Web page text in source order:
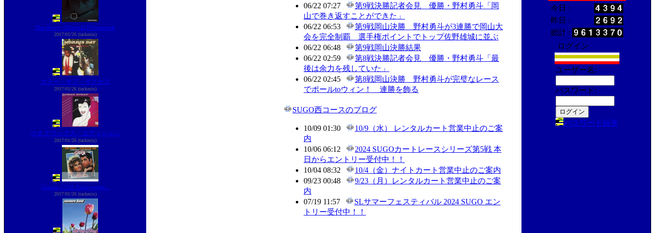
Das Boot: Original Filmmusik
2017/01/26 (tackmix)
カラー・オブ・サクセス
2017/01/26 (tackmix)
リオ デラックス・エディション
2017/01/26 (tackmix)
Grease [25th Anniversay...
2017/01/26 (tackmix)
06/22 07:27
第9戦決勝記者会見 優勝・野村勇斗「岡
山で巻き返すことができた」
06/22 06:53
第9戦岡山決勝 野村勇斗が3連勝で岡山大
会を完全制覇 選手権ポイントでトップ佐野雄城に並ぶ
06/22 06:48
第9戦岡山決勝結果
06/22 02:59
第8戦決勝記者会見 優勝・野村勇斗「最
後は余力を残していた」
06/22 02:45
第8戦岡山決勝 野村勇斗が完璧なレース
でポールtoウィン！ 連勝を飾る
SUGO西コースのブログ
10/09 01:30
10/9（水） レンタルカート営業中止のご案
内
10/06 06:12
2024 SUGOカートレースシリーズ第5戦 本
日からエントリー受付中！！
10/04 08:32
10/4（金）ナイトカート営業中止のご案内
09/23 00:48
9/23（月）レンタルカート営業中止のご案
内
07/19 11:57
SLサマーフェスティバル 2024 SUGO エン
トリー受付中！！
今日 :
昨日 :
総計 :
ログイン
ユーザー名:
パスワード:
パスワード紛失